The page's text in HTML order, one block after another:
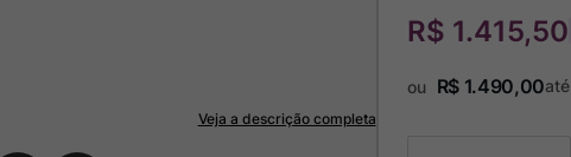
Veja a descrição completa
R$ 1.415,50
ou R$ 1.490,00até